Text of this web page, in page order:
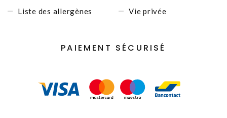
Liste des allergènes
Vie privée
PAIEMENT SÉCURISÉ